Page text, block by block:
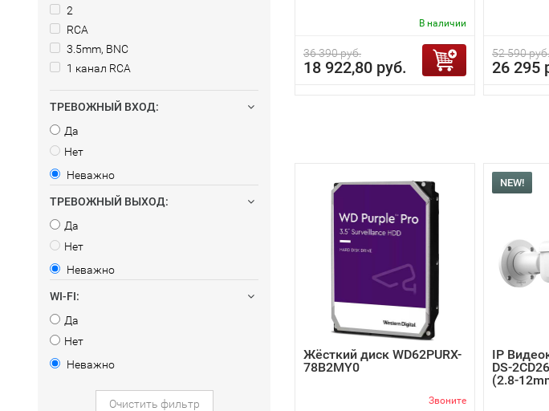
2
RCA
3.5mm, BNC
1 канал RCA
ТРЕВОЖНЫЙ ВХОД:
Да
Нет
Неважно
ТРЕВОЖНЫЙ ВЫХОД:
Да
Нет
Неважно
WI-FI:
Да
Нет
Неважно
Очистить фильтр
В наличии
36 390 руб.
18 922,80 руб.
52 590 руб.
26 295
Жёсткий диск WD62PURX-
78B2MY0
Звоните
NEW!
IP
DS-
(2.8-